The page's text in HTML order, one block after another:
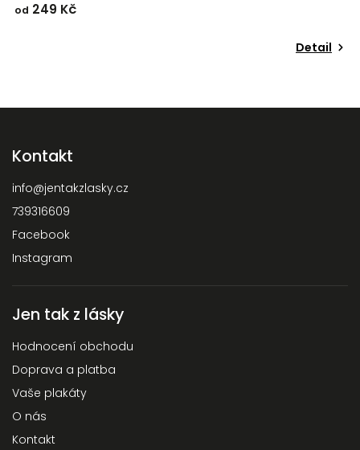
od 249 Kč
Detail
Kontakt
info@jentakzlasky.cz
739316609
Facebook
Instagram
Jen tak z lásky
Hodnocení obchodu
Doprava a platba
Vaše plakáty
O nás
Kontakt